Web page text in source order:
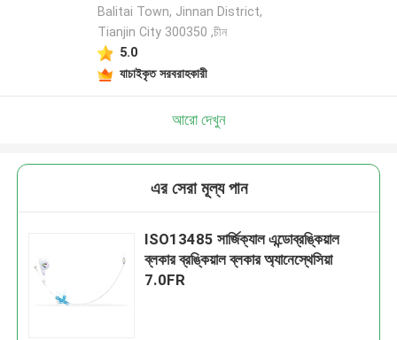
Balitai Town, Jinnan District,
Tianjin City 300350 ,চীন
5.0
যাচাইকৃত সরবরাহকারী
আরো দেখুন
এর সেরা মূল্য পান
ISO13485 সার্জিক্যাল এন্ডোব্রঙ্কিয়াল
ব্লকার ব্রঙ্কিয়াল ব্লকার অ্যানেস্থেসিয়া
7.0FR